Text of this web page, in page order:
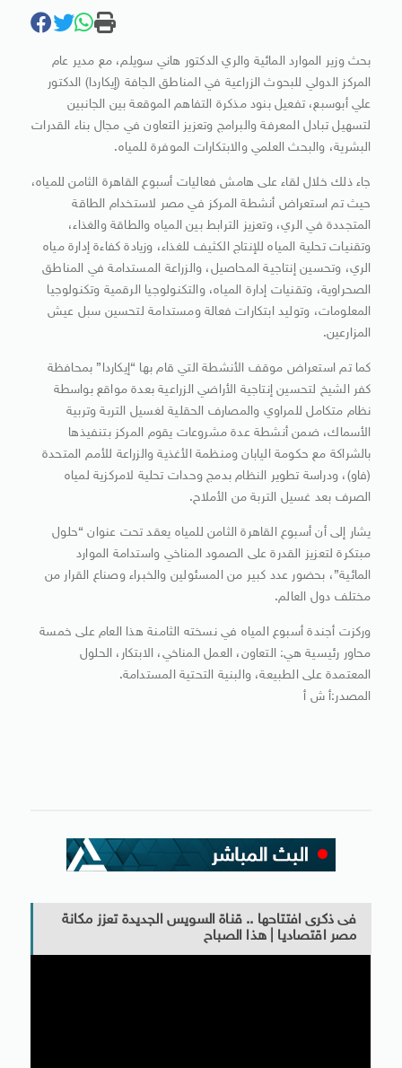
بحث وزير الموارد المائية والري الدكتور هاني سويلم، مع مدير عام
المركز الدولي للبحوث الزراعية في المناطق الجافة (إيكاردا) الدكتور
علي أبوسبع، تفعيل بنود مذكرة التفاهم الموقعة بين الجانبين
لتسهيل تبادل المعرفة والبرامج وتعزيز التعاون في مجال بناء القدرات
البشرية، والبحث العلمي والابتكارات الموفرة للمياه.
جاء ذلك خلال لقاء على هامش فعاليات أسبوع القاهرة الثامن للمياه،
حيث تم استعراض أنشطة المركز في مصر لاستخدام الطاقة
المتجددة في الري، وتعزيز الترابط بين المياه والطاقة والغذاء،
وتقنيات تحلية المياه للإنتاج الكثيف للغذاء، وزيادة كفاءة إدارة مياه
الري، وتحسين إنتاجية المحاصيل، والزراعة المستدامة في المناطق
الصحراوية، وتقنيات إدارة المياه، والتكنولوجيا الرقمية وتكنولوجيا
المعلومات، وتوليد ابتكارات فعالة ومستدامة لتحسين سبل عيش
المزارعين.
كما تم استعراض موقف الأنشطة التي قام بها “إيكاردا” بمحافظة
كفر الشيخ لتحسين إنتاجية الأراضي الزراعية بعدة مواقع بواسطة
نظام متكامل للمراوي والمصارف الحقلية لغسيل التربة وتربية
الأسماك، ضمن أنشطة عدة مشروعات يقوم المركز بتنفيذها
بالشراكة مع حكومة اليابان ومنظمة الأغذية والزراعة للأمم المتحدة
(فاو)، ودراسة تطوير النظام بدمج وحدات تحلية لامركزية لمياه
الصرف بعد غسيل التربة من الأملاح.
يشار إلى أن أسبوع القاهرة الثامن للمياه يعقد تحت عنوان “حلول
مبتكرة لتعزيز القدرة على الصمود المناخي واستدامة الموارد
المائية”، بحضور عدد كبير من المسئولين والخبراء وصناع القرار من
مختلف دول العالم.
وركزت أجندة أسبوع المياه في نسخته الثامنة هذا العام على خمسة
محاور رئيسية هي: التعاون، العمل المناخي، الابتكار، الحلول
المعتمدة على الطبيعة، والبنية التحتية المستدامة.
المصدر:أ ش أ
فى ذكرى افتتاحها .. قناة السويس الجديدة تعزز مكانة
مصر اقتصاديا | هذا الصباح